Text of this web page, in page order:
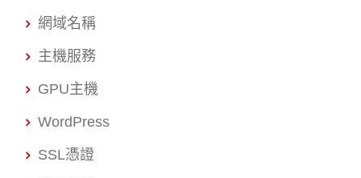
網域名稱
主機服務
GPU主機
WordPress
SSL憑證